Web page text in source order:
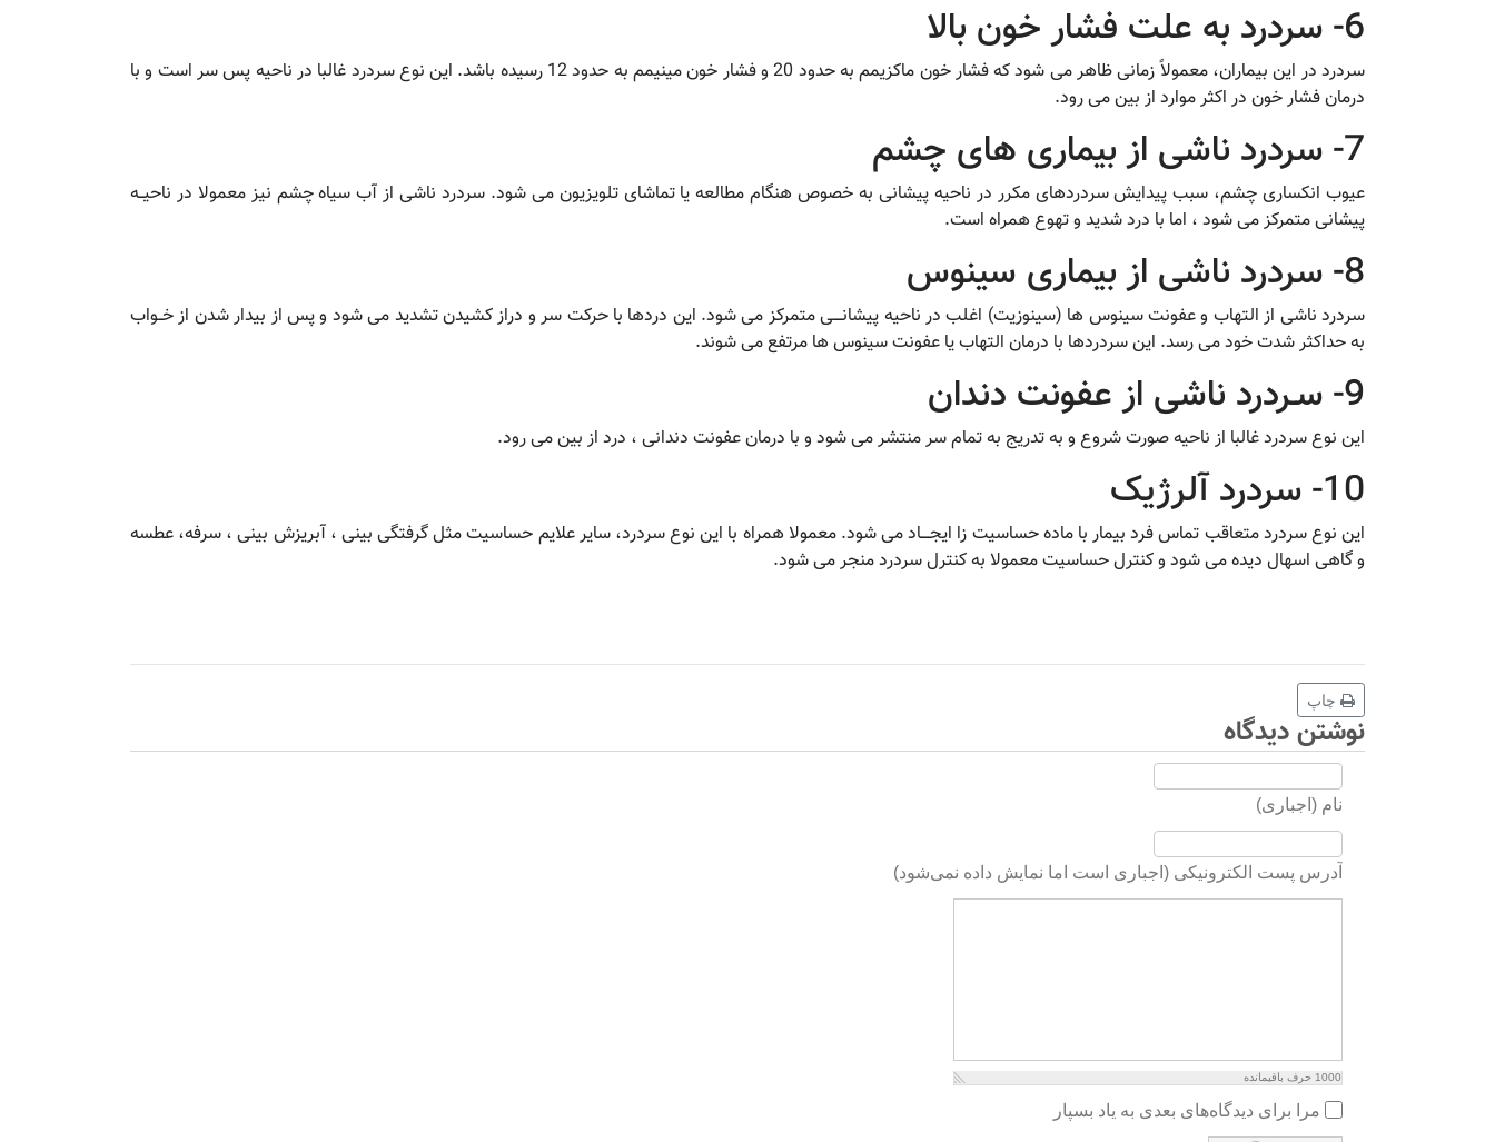
6- سردرد به علت فشار خون بالا
سردرد در این بیماران، معمولاً زمانی ظاهر می شود که فشار خون ماکزیمم به حدود 20 و فشار خون مینیمم به حدود 12 رسیده باشد. این نوع سردرد غالبا در ناحیه پس سر است و با
درمان فشار خون در اکثر موارد از بین می رود.
7- سردرد ناشی از بیماری های چشم
عیوب انکساری چشم، سبب پیدایش سردردهای مکرر در ناحیه پیشانی به خصوص هنگام مطالعه یا تماشای تلویزیون می شود. سردرد ناشی از آب سیاه چشم نیز معمولا در ناحیــه
پیشانی متمرکز می شود ، اما با درد شدید و تهوع همراه است.
8- سردرد ناشی از بیماری سینوس
سردرد ناشی از التهاب و عفونت سینوس ها (سینوزیت) اغلب در ناحیه پیشانــــی متمرکز می شود. این دردها با حرکت سر و دراز کشیدن تشدید می شود و پس از بیدار شدن از خــواب
به حداکثر شدت خود می رسد. این سردردها با درمان التهاب یا عفونت سینوس ها مرتفع می شوند.
9- سـردرد ناشی از عفونت دندان
این نوع سردرد غالبا از ناحیه صورت شروع و به تدریج به تمام سر منتشر می شود و با درمان عفونت دندانی ، درد از بین می رود.
10- سردرد آلرژیک
این نوع سردرد متعاقب تماس فرد بیمار با ماده حساسیت زا ایجــــاد می شود. معمولا همراه با این نوع سردرد، سایر علایم حساسیت مثل گرفتگی بینی ، آبریزش بینی ، سرفه، عطسه
و گاهی اسهال دیده می شود و کنترل حساسیت معمولا به کنترل سردرد منجر می شود.
چاپ
نوشتن دیدگاه
نام (اجباری)
آدرس پست الکترونیکی (اجباری است اما نمایش داده نمی‌شود)
1000 حرف باقیمانده
مرا برای دیدگاه‌های بعدی به یاد بسپار